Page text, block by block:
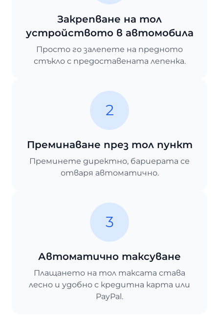
Закрепване на тол
устройството в автомобила
Просто го залепете на предното
стъкло с предоставената лепенка.
2
Преминаване през тол пункт
Преминете директно, бариерата се
отваря автоматично.
3
Автоматично таксуване
Плащането на тол таксата става
лесно и удобно с кредитна карта или
PayPal.